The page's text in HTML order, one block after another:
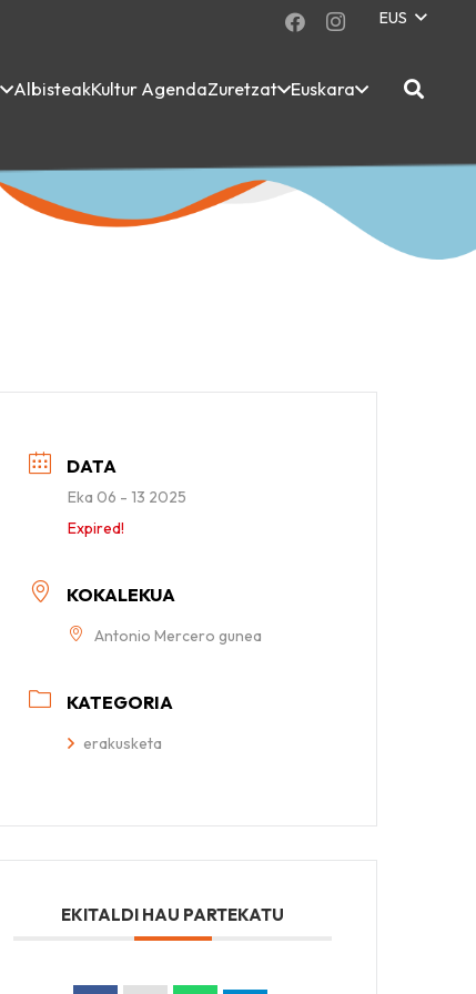
EUS
AlbisteakKultur AgendaZuretzat Euskara
DATA
Eka 06 - 13 2025
Expired!
KOKALEKUA
Antonio Mercero gunea
KATEGORIA
erakusketa
EKITALDI HAU PARTEKATU